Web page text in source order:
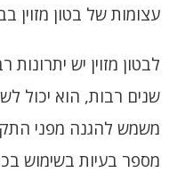
עצומות של בטון מזוין
לבטון מזוין יש
שנים רבות, הוא יכול
משמש להגנה מפני
מספר בעיות בשימוש